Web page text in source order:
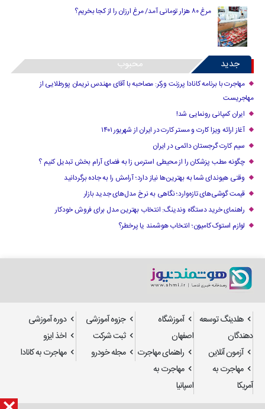
مرغ ۸۰ هزار تومانی آمد/ مرغ ارزان را از کجا بخریم؟
جدید محبوب
مهاجرت با برنامه کانادا پرزنت ورکر: مصاحبه با آقای مهندس نریمان پورطلایی از
مهاجریست
ایران کمپانی رونمایی شد!
آغاز ارائه ویزا کارت و مستر کارت در ایران از شهریور ۱۴۰۱
سیم کارت گرجستان دائمی در ایران
چگونه مطب پزشکان را از محیطی استرس زا به فضای آرام بخش تبدیل کنیم ؟
وقتی هیوندای شما به بهترین‌ها نیاز دارد؛ آرامش را به جاده برگردانید
قیمت گوشی‌های تازه‌وارد؛ نگاهی به نرخ مدل‌های جدید بازار
راهنمای خرید دستگاه وندینگ: انتخاب بهترین مدل برای فروش خودکار
لوازم استوک کامیون؛ انتخاب هوشمند یا پرخطر؟
هلدینگ توسعه
دهندگان
آموزشگاه
اصفهان
جزوه آموزشی
دوره آموزشی
ثبت شرکت
اخذ ایزو
آزمون آنلاین
راهنمای مهاجرت مجله خودرو
مهاجرت به کانادا
مهاجرت به
آمریکا
مهاجرت به
اسپانیا